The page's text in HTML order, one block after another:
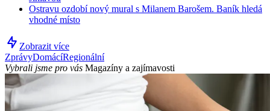
Ostravu ozdobí nový mural s Milanem Barošem. Baník hledá
vhodné místo
Zobrazit více
ZprávyDomácíRegionální
Vybrali jsme pro vás Magazíny a zajímavosti